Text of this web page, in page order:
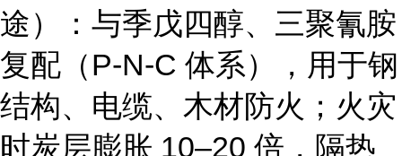
途）：与季戊四醇、三聚氰胺
复配（P-N-C 体系），用于钢
结构、电缆、木材防火；火灾
时炭层膨胀 10–20 倍，隔热